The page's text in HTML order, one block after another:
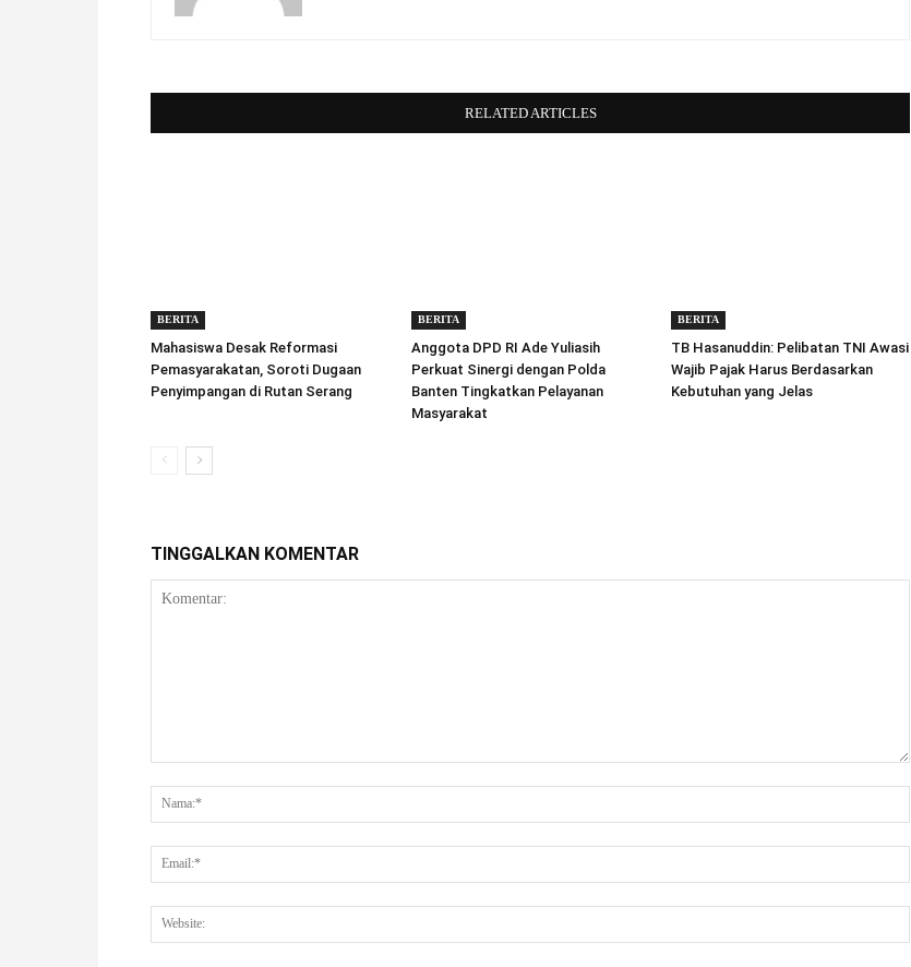
RELATED ARTICLES
BERITA
Mahasiswa Desak Reformasi
Pemasyarakatan, Soroti Dugaan
Penyimpangan di Rutan Serang
BERITA
Anggota DPD RI Ade Yuliasih
Perkuat Sinergi dengan Polda
Banten Tingkatkan Pelayanan
Masyarakat
BERITA
TB Hasanuddin: Pelibatan TNI Awasi
Wajib Pajak Harus Berdasarkan
Kebutuhan yang Jelas
TINGGALKAN KOMENTAR